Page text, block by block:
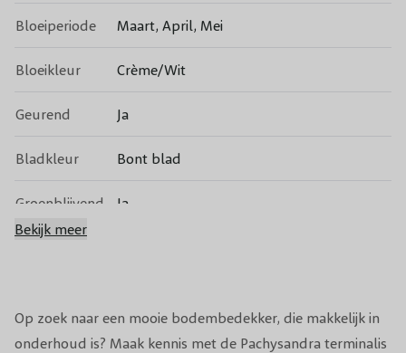
Op zoek naar een mooie bodembedekker, die makkelijk in
onderhoud is? Maak kennis met de Pachysandra terminalis
Bloeiperiode Maart, April, Mei
Bloeikleur Crème/Wit
Geurend Ja
Bladkleur Bont blad
Groenblijvend Ja
hoogte
Bekijk meer